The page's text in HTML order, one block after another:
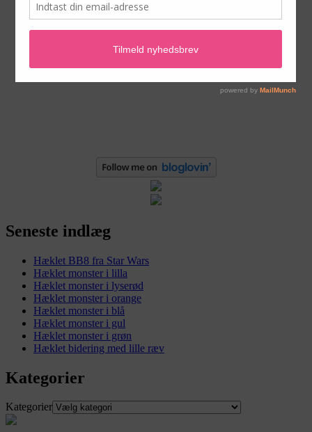
Seneste indlæg
Hæklet BB8 fra Star Wars
Hæklet monster i lilla
Hæklet monster i lyserød
Hæklet monster i orange
Hæklet monster i blå
Hæklet monster i gul
Hæklet monster i grøn
Hæklet bidering med lille ræv
Kategorier
Kategorier